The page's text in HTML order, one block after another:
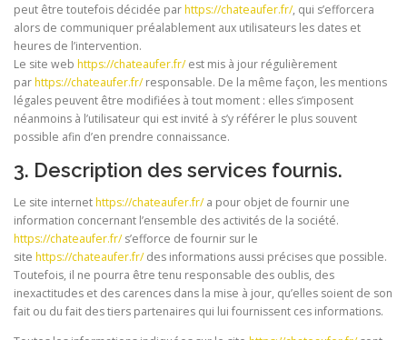
peut être toutefois décidée parhttps://chateaufer.fr/, qui s’efforcera
alors de communiquer préalablement aux utilisateurs les dates et
heures de l’intervention.
Le site web https://chateaufer.fr/est mis à jour régulièrement
parhttps://chateaufer.fr/responsable. De la même façon, les mentions
légales peuvent être modifiées à tout moment : elles s’imposent
néanmoins à l’utilisateur qui est invité à s’y référer le plus souvent
possible afin d’en prendre connaissance.
3. Description des services fournis.
Le site internethttps://chateaufer.fr/a pour objet de fournir une
information concernant l’ensemble des activités de la société.
https://chateaufer.fr/s’efforce de fournir sur le
site https://chateaufer.fr/des informations aussi précises que possible.
Toutefois, il ne pourra être tenu responsable des oublis, des
inexactitudes et des carences dans la mise à jour, qu’elles soient de son
fait ou du fait des tiers partenaires qui lui fournissent ces informations.